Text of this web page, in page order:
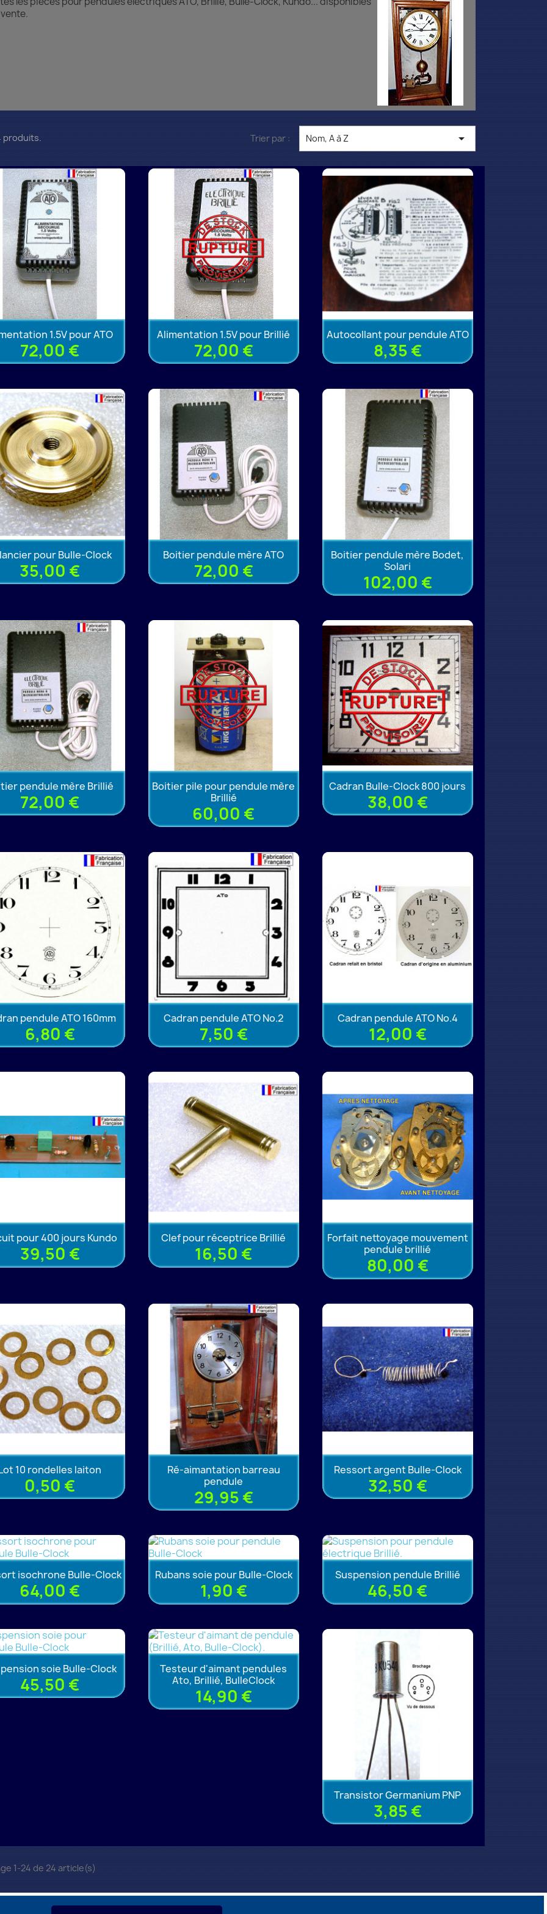
produits. Trier par : Nom, A à Z 
1.5V pour ATO
72,00 €
Alimentation 1.5V pour Brillié
72,00 €
Autocollant pour pendule ATO
8,35 €
pour Bulle-Clock
35,00 €
Boitier pendule mère ATO
72,00 €
Boitier pendule mère Bodet,
Solari
102,00 €
pendule mère Brillié
72,00 €
Boitier pile pour pendule mère
Brillié
60,00 €
Cadran Bulle-Clock 800 jours
38,00 €
pendule ATO 160mm
6,80 €
Cadran pendule ATO No.2
7,50 €
Cadran pendule ATO No.4
12,00 €
pour 400 jours Kundo
39,50 €
Clef pour réceptrice Brillié
16,50 €
Forfait nettoyage mouvement
pendule brillié
80,00 €
10 rondelles laiton
0,50 €
Ré-aimantation barreau
pendule
29,95 €
Ressort argent Bulle-Clock
32,50 €
isochrone Bulle-Clock
64,00 €
Rubans soie pour Bulle-Clock
1,90 €
Suspension pendule Brillié
46,50 €
soie Bulle-Clock
45,50 €
Testeur d'aimant pendules
Ato, Brillié, BulleClock
14,90 €
Transistor Germanium PNP
3,85 €
1-24 de 24 article(s)